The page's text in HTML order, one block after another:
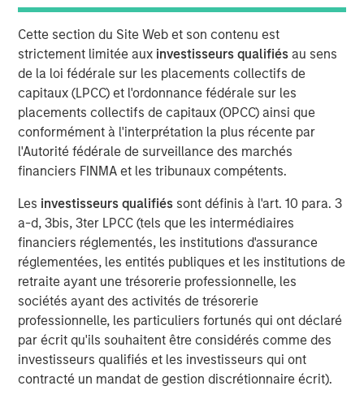
Cette section du Site Web et son contenu est
strictement limitée aux investisseurs qualifiésau sens
de la loi fédérale sur les placements collectifs de
capitaux (LPCC) et l'ordonnance fédérale sur les
placements collectifs de capitaux (OPCC) ainsi que
conformément à l'interprétation la plus récente par
l'Autorité fédérale de surveillance des marchés
financiers FINMA et les tribunaux compétents.
Les investisseurs qualifiés sont définis à l'art. 10 para. 3
a-d, 3bis, 3ter LPCC (tels que les intermédiaires
financiers réglementés, les institutions d'assurance
réglementées, les entités publiques et les institutions de
retraite ayant une trésorerie professionnelle, les
sociétés ayant des activités de trésorerie
professionnelle, les particuliers fortunés qui ont déclaré
par écrit qu'ils souhaitent être considérés comme des
investisseurs qualifiés et les investisseurs qui ont
contracté un mandat de gestion discrétionnaire écrit).
Neha Champaneria Markle, head of Morgan Stanley
Private Equity Solutions, sits down with Kristen Kelly and
Jen Saarbach at The Wall Street Skinny, to discuss her
career path and how her team invests across private
equity through fund investments, co‑investments, and
secondaries. On this episode, Neha shares her
perspective on how private equity has evolved and why
middle‑market strategies can offer attractive
risk‑adjusted opportunities. She also addressed trends
such as democratization of private markets, the role of
secondaries and semi‑liquid structures, and current
challenges around valuations, fundraising, and
distributions, emphasizing long‑term value creation and
alignment of interests.
View Podcast
MSIM Spokesperson